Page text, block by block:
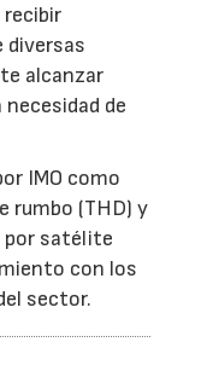
recibir
diversas
alcanzar
de
IMO como
rumbo (THD) y
por satélite
con los
sector.